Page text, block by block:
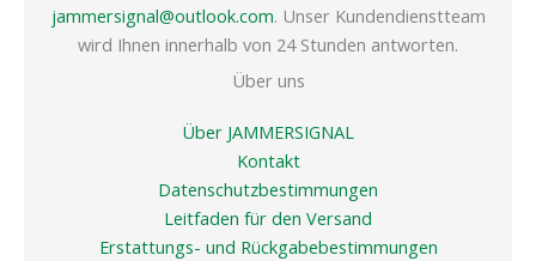
jammersignal@outlook.com. Unser Kundendienstteam
wird Ihnen innerhalb von 24 Stunden antworten.
Über uns
Über JAMMERSIGNAL
Kontakt
Datenschutzbestimmungen
Leitfaden für den Versand
Erstattungs- und Rückgabebestimmungen